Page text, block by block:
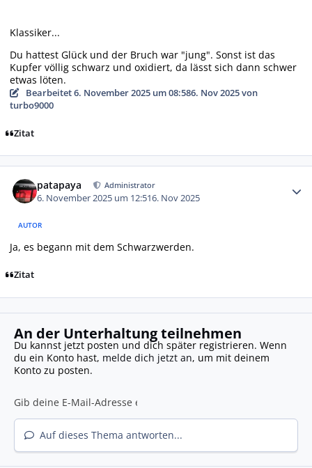
Klassiker...
Du hattest Glück und der Bruch war "jung". Sonst ist das
Kupfer völlig schwarz und oxidiert, da lässt sich dann schwer
etwas löten.
Bearbeitet6. November 2025 um 08:586. Nov 2025von
turbo9000
Zitat
patapaya Administrator
6. November 2025 um 12:516. Nov 2025
AUTOR
Ja, es begann mit dem Schwarzwerden.
Zitat
An der Unterhaltung teilnehmen
Du kannst jetzt posten und dich später registrieren. Wenn
du ein Konto hast, melde dich jetzt an, um mit deinem
Konto zu posten.
Auf dieses Thema antworten...